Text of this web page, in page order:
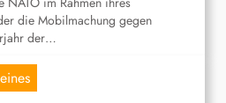
die Mobilmachung gegen
der…